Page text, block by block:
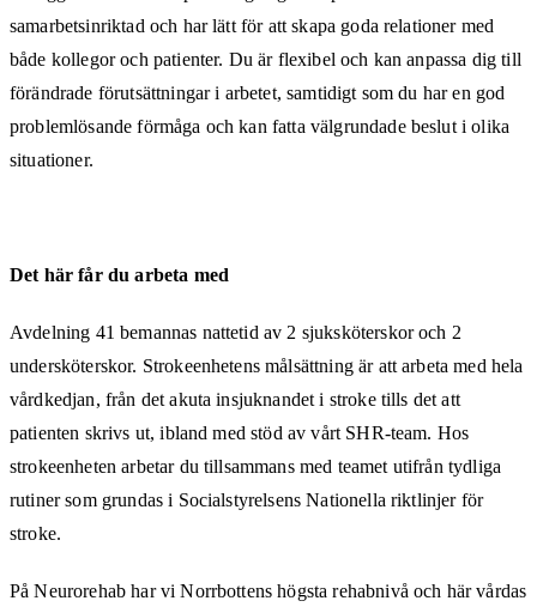
samarbetsinriktad och har lätt för att skapa goda relationer med
både kollegor och patienter. Du är flexibel och kan anpassa dig till
förändrade förutsättningar i arbetet, samtidigt som du har en god
problemlösande förmåga och kan fatta välgrundade beslut i olika
situationer.
Det här får du arbeta med
Avdelning 41 bemannas nattetid av 2 sjuksköterskor och 2
undersköterskor. Strokeenhetens målsättning är att arbeta med hela
vårdkedjan, från det akuta insjuknandet i stroke tills det att
patienten skrivs ut, ibland med stöd av vårt SHR-team. Hos
strokeenheten arbetar du tillsammans med teamet utifrån tydliga
rutiner som grundas i Socialstyrelsens Nationella riktlinjer för
stroke.
På Neurorehab har vi Norrbottens högsta rehabnivå och här vårdas